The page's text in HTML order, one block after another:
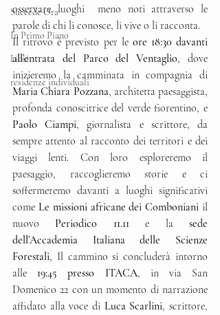
Succede Ora
In Primo Piano
Libri
residenze individuali
osservare luoghi  meno noti attraverso le
parole di chi li conosce, li vive o li racconta.
Il ritrovo è previsto per le ore 18:30 davanti
all’entrata del Parco del Ventaglio, dove
Maria Chiara Pozzana, architetta paesaggista,
Paolo Ciampi, giornalista e scrittore, da
sempre attento al racconto dei territori e dei
viaggi lenti. Con loro esploreremo il
paesaggio, raccoglieremo storie e ci
soffermeremo davanti a luoghi significativi
come Le missioni africane dei Comboniani il
nuovo Periodico 11.11 e la sede
dell’Accademia Italiana delle Scienze
Forestali, Il cammino si concluderà intorno
alle 19:45 presso ITACA, in via San
Domenico 22 con un momento di narrazione
affidato alla voce di Luca Scarlini, scrittore,